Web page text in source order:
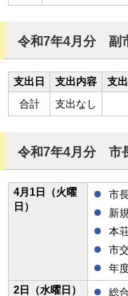
令和7年4月分 副
支出日 支出内容
支
合計
支出なし
令和7年4月分 市
4月1日（火曜
日）
市
新
本
市
年
2日（水曜日）
総